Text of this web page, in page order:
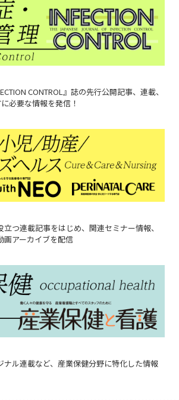
CONTROL』誌の先行公開記事、連載、
必要な情報を発信！
つ連載記事をはじめ、関連セミナー情報、
画アーカイブを配信
ナル連載など、産業保健分野に特化した情報